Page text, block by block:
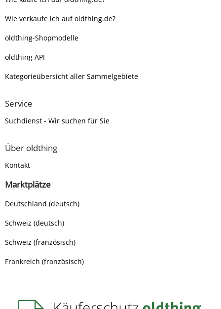
Wie verkaufe ich auf oldthing.de?
oldthing-Shopmodelle
oldthing API
Kategorieübersicht aller Sammelgebiete
Service
Suchdienst - Wir suchen für Sie
Über oldthing
Kontakt
Marktplätze
Deutschland (deutsch)
Schweiz (deutsch)
Schweiz (französisch)
Frankreich (französisch)